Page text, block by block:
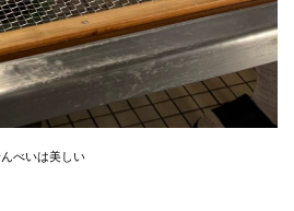
べいは美しい